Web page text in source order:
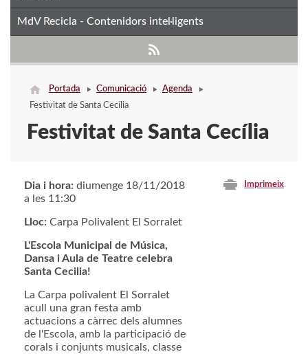
MdV Recicla - Contenidors intel·ligents
Portada Comunicació
Agenda
Festivitat de Santa Cecília
Festivitat de Santa Cecília
Imprimeix
Dia i hora: diumenge 18/11/2018
a les 11:30
Lloc: Carpa Polivalent El Sorralet
L'Escola Municipal de Música,
Dansa i Aula de Teatre celebra
Santa Cecilia!
La Carpa polivalent El Sorralet
acull una gran festa amb
actuacions a càrrec dels alumnes
de l'Escola, amb la participació de
corals i conjunts musicals, classe